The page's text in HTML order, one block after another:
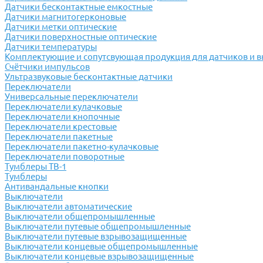
Датчики бесконтактные емкостные
Датчики магнитогерконовые
Датчики метки оптические
Датчики поверхностные оптические
Датчики температуры
Комплектующие и сопутсвующая продукция для датчиков и
Счётчики импульсов
Ультразвуковые бесконтактные датчики
Переключатели
Универсальные переключатели
Переключатели кулачковые
Переключатели кнопочные
Переключатели крестовые
Переключатели пакетные
Переключатели пакетно-кулачковые
Переключатели поворотные
Тумблеры ТВ-1
Тумблеры
Антивандальные кнопки
Выключатели
Выключатели автоматические
Выключатели общепромышленные
Выключатели путевые общепромышленные
Выключатели путевые взрывозащищенные
Выключатели концевые общепромышленные
Выключатели концевые взрывозащищенные